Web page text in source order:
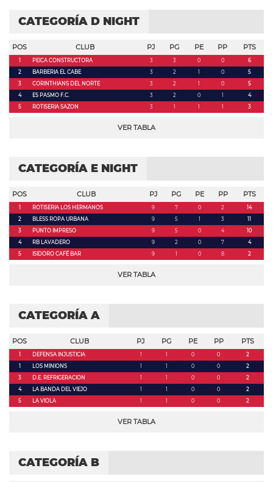
CATEGORÍA D NIGHT
POS CLUB PJ PG PE PP PTS
1 PEICA CONSTRUCTORA 3 3 0 0
6
2
BARBERIA EL CABE 3 2 1 0
5
3
CORINTHIANS DEL NORTE 3 2 1 0
5
4
ES PASMO F.C. 3 2 0 1
4
5
ROTISERIA SAZON 3 1 1 1 3
VER TABLA
CATEGORÍA E NIGHT
POS CLUB PJ PG PE PP PTS
1 ROTISERIA LOS HERMANOS 9 7 0 2
14
2
BLESS ROPA URBANA 9 5 1 3
11
3
PUNTO IMPRESO 9 5 0 4
10
4
RB LAVADERO 9 2 0 7
4
5
ISIDORO CAFÉ BAR 9 1 0 8 2
VER TABLA
CATEGORÍA A
POS CLUB PJ PG PE PP PTS
1 DEFENSA INJUSTICIA 1 1 0 0
2
1
LOS MINIONS 1 1 0 0
2
3
D.E. REFRIGERACION 1 1 0 0
2
4
LA BANDA DEL VIEJO 1 1 0 0
2
5
LA VIOLA 1 1 0 0 2
VER TABLA
CATEGORÍA B